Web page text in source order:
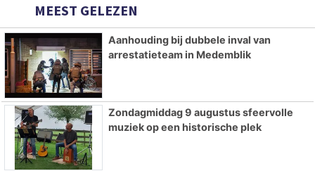
MEEST GELEZEN
Aanhouding bij dubbele inval van
arrestatieteam in Medemblik
Zondagmiddag 9 augustus sfeervolle
muziek op een historische plek